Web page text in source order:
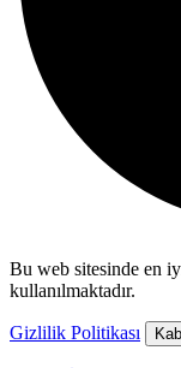
Bu web sitesinde en
kullanılmaktadır.
Gizlilik Politikası